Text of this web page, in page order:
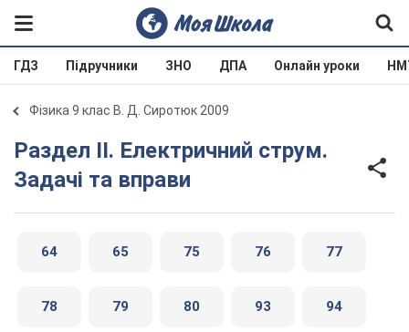
ГДЗ Підручники ЗНО ДПА Онлайн уроки
Фізика 9 клас В. Д. Сиротюк 2009
Раздел ІІ. Електричний струм.
Задачі та вправи
64 65 75 76 77
78 79 80 93 94